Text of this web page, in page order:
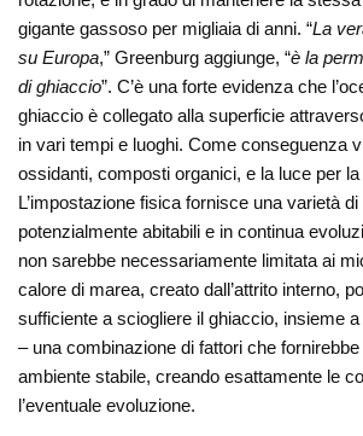
gigante gassoso per migliaia di anni. “La
su Europa,” Greenburg aggiunge, “è la
di ghiaccio”. C’è una forte evidenza che
ghiaccio è collegato alla superficie
in vari tempi e luoghi. Come conseguenza
ossidanti, composti organici, e la luce per
L’impostazione fisica fornisce una varietà
potenzialmente abitabili e in continua
non sarebbe necessariamente limitata ai
calore di marea, creato dall’attrito interno,
sufficiente a sciogliere il ghiaccio, insieme
– una combinazione di fattori che
ambiente stabile, creando esattamente le
l’eventuale evoluzione.